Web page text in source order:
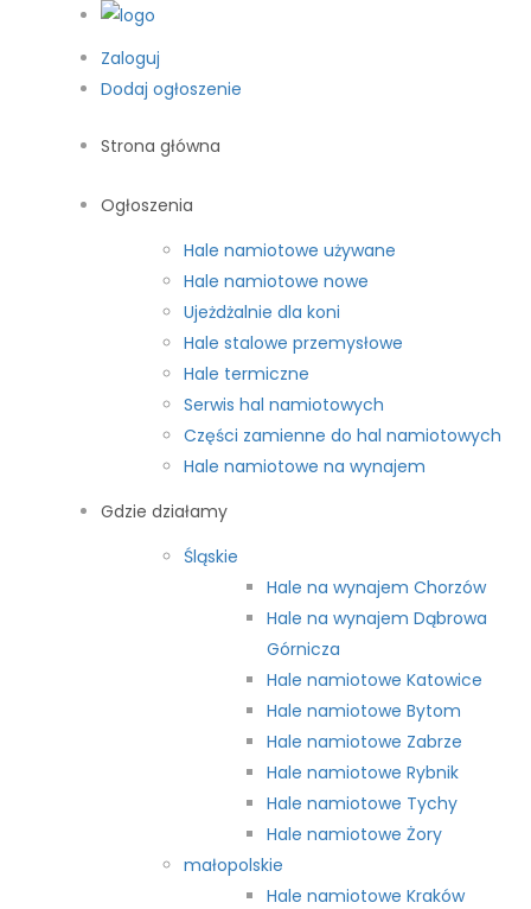
Zaloguj
Dodaj ogłoszenie
Strona główna
Ogłoszenia
Hale namiotowe używane
Hale namiotowe nowe
Ujeżdżalnie dla koni
Hale stalowe przemysłowe
Hale termiczne
Serwis hal namiotowych
Części zamienne do hal namiotowych
Hale namiotowe na wynajem
Gdzie działamy
Śląskie
Hale na wynajem Chorzów
Hale na wynajem Dąbrowa
Górnicza
Hale namiotowe Katowice
Hale namiotowe Bytom
Hale namiotowe Zabrze
Hale namiotowe Rybnik
Hale namiotowe Tychy
Hale namiotowe Żory
małopolskie
Hale namiotowe Kraków